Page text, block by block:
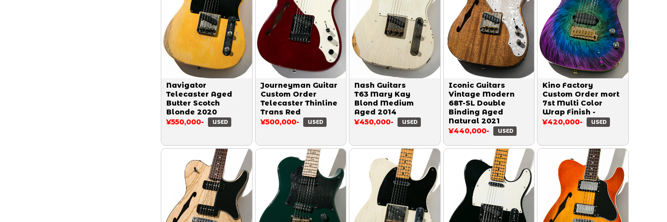
Navigator
Telecaster Aged
Butter Scotch
Blonde 2020
¥550,000-
USED
Journeyman Guitar
Custom Order
Telecaster Thinline
Trans Red
¥500,000-
USED
Nash Guitars
T63 Mary Kay
Blond Medium
Aged 2014
¥450,000-
USED
Iconic Guitars
Vintage Modern
68T-SL Double
Binding Aged
Natural 2021
¥440,000-
USED
Kino Factory
Custom Order mort
7st Multi Color
Wrap Finish -
¥420,000-
USED